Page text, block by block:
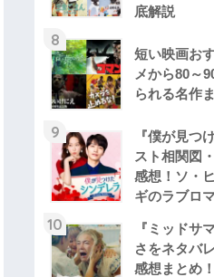
底解説
8
短い映画お
メから80～
られる名作
9
『僕が見つ
スト相関図
感想！ソ・
ギのラブロ
10
『ミッドサ
さをネタバ
感想まとめ